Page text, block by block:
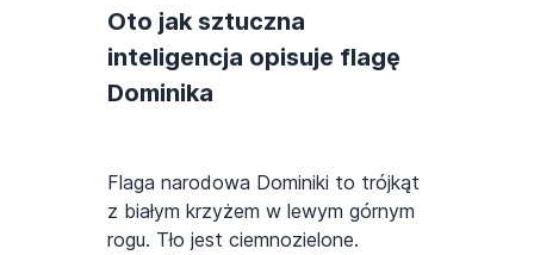
Oto jak sztuczna
inteligencja opisuje flagę
Dominika
Flaga narodowa Dominiki to trójkąt
z białym krzyżem w lewym górnym
rogu. Tło jest ciemnozielone.